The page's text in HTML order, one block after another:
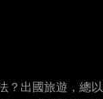
出國旅遊，總